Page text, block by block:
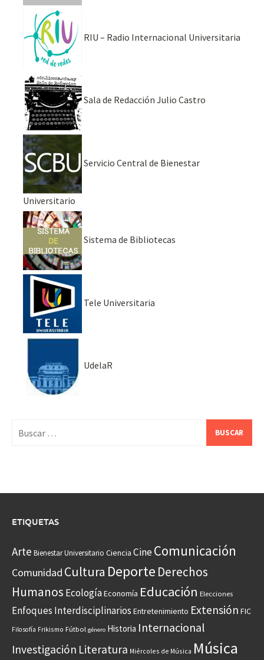
RIU – Radio Internacional Universitaria
Sala de Redacción Julio Castro
Servicio Central de Bienestar
Universitario
Sistema de Bibliotecas
Tele Universitaria
UdelaR
ETIQUETAS
Arte Bienestar Universitario Ciencia CineComunicación
Comunidad Cultura Deporte Derechos
Humanos EcologíaEconomía Educación Elecciones
Enfoques Interdisciplinarios Entretenimiento Extensión FIC
Filosofía Frikismo Fútbol género Historia Internacional
Investigación Literatura Miércoles de Música Música